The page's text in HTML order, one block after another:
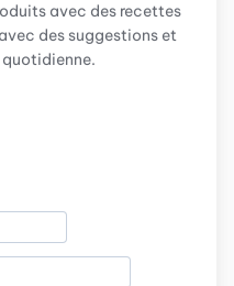
avec des recettes
des suggestions et